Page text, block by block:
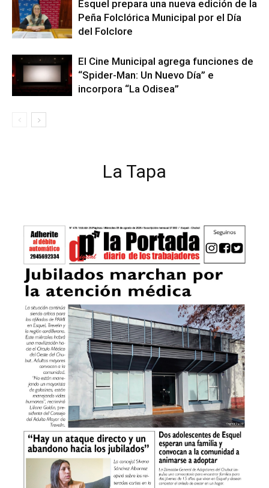
Esquel prepara una nueva edición de la
Peña Folclórica Municipal por el Día
del Folclore
El Cine Municipal agrega funciones de
“Spider-Man: Un Nuevo Día” e
incorpora “La Odisea”
La Tapa